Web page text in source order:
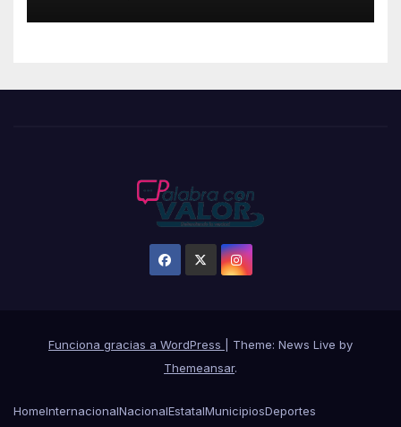
Funciona gracias a WordPress
Theme: News Live by
Themeansar.
HomeInternacionalNacionalEstatalMunicipiosDeportes